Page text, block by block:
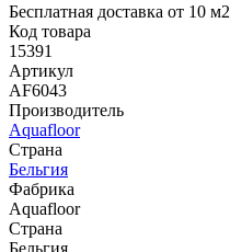
Бесплатная доставка от 10 м2
Код товара
15391
Артикул
AF6043
Производитель
Aquafloor
Страна
Бельгия
Фабрика
Aquafloor
Страна
Бельгия